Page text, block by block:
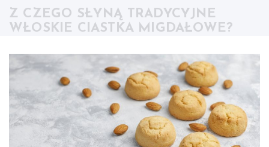
Z CZEGO SŁYNĄ TRADYCYJNE
WŁOSKIE CIASTKA MIGDAŁOWE?